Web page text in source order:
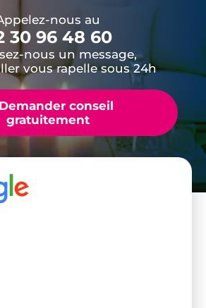
nous au
30 96 48 60
nous un message,
vous rapelle sous 24h
conseil
gratuitement